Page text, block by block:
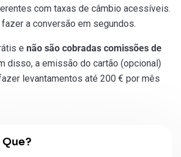
com taxas de câmbio acessíveis.
a conversão em segundos.
e não são cobradas comissões de
disso, a emissão do cartão (opcional)
levantamentos até 200 € por mês
Que?